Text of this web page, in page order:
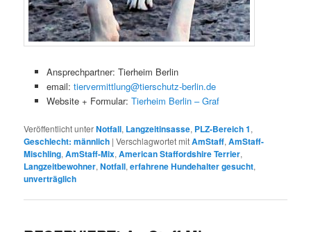
Ansprechpartner: Tierheim Berlin
email: tiervermittlung@tierschutz-berlin.de
Website + Formular: Tierheim Berlin – Graf
Veröffentlicht unterNotfall, Langzeitinsasse, PLZ-Bereich 1,
Geschlecht: männlich |Verschlagwortet mitAmStaff,AmStaff-
Mischling,AmStaff-Mix,American Staffordshire Terrier,
Langzeitbewohner,Notfall,erfahrene Hundehalter gesucht,
unverträglich